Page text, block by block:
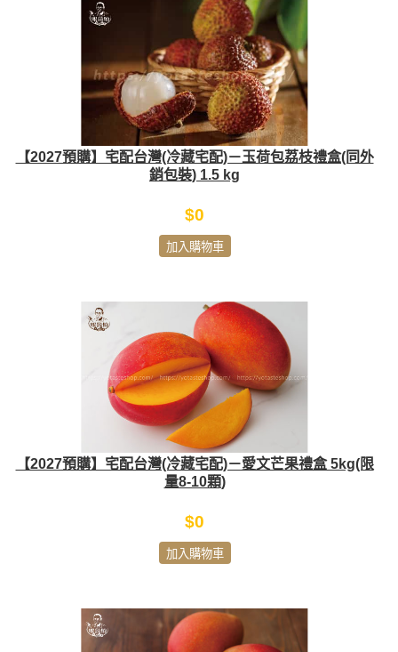
【2027預購】宅配台灣(冷藏宅配)－玉荷包荔枝禮盒(同外
銷包裝) 1.5 kg
$0
加入購物車
【2027預購】宅配台灣(冷藏宅配)－愛文芒果禮盒 5kg(限
量8-10顆)
$0
加入購物車